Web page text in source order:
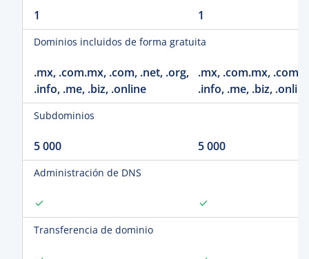
1 1
Dominios incluidos de forma gratuita
.mx, .com.mx, .com, .net, .org,
.info, .me, .biz, .online
.mx, .com.mx, .com,
.info, .me, .biz,
Subdominios
5 000 5 000
Administración de DNS
Transferencia de dominio